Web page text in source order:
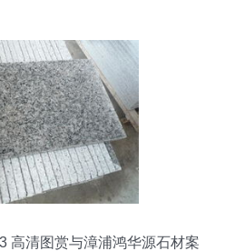
高清图赏与漳浦鸿华源石材案